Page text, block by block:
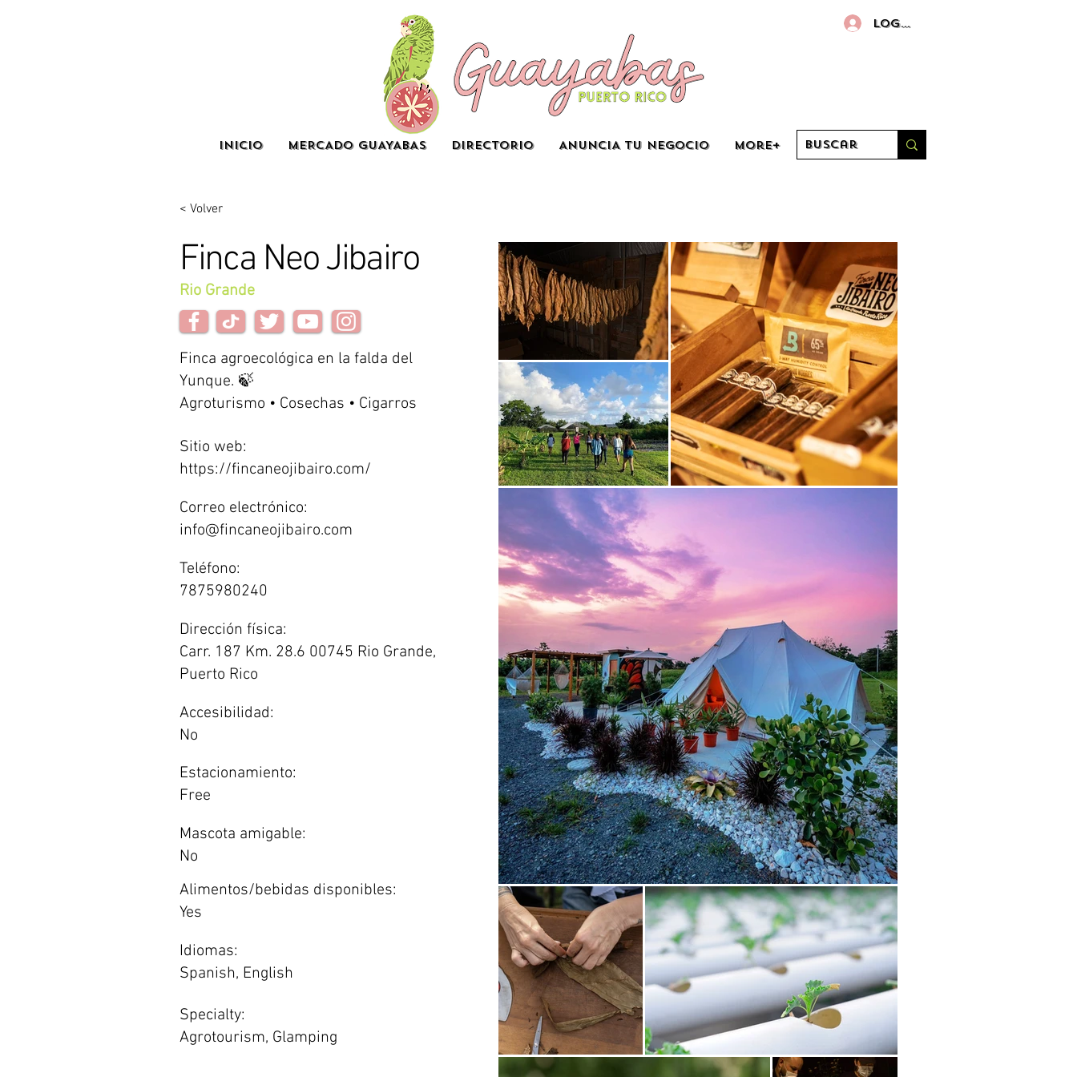
INICIO MERCADO GUAYABAS DIRECTORIO ANUNCIA TU NEGOCIO More+
Log in
< Volver
Finca Neo Jibairo
Rio Grande
Finca agroecológica en la falda del
Yunque. 🍃
Agroturismo • Cosechas • Cigarros
Sitio web:
https://fincaneojibairo.com/
Correo electrónico:
info@fincaneojibairo.com
Teléfono:
7875980240
Dirección física:
Carr. 187 Km. 28.6 00745 Rio Grande,
Puerto Rico
Accesibilidad:
No
Estacionamiento:
Free
Mascota amigable:
No
Alimentos/bebidas disponibles:
Yes
Idiomas:
Spanish, English
Specialty:
Agrotourism, Glamping